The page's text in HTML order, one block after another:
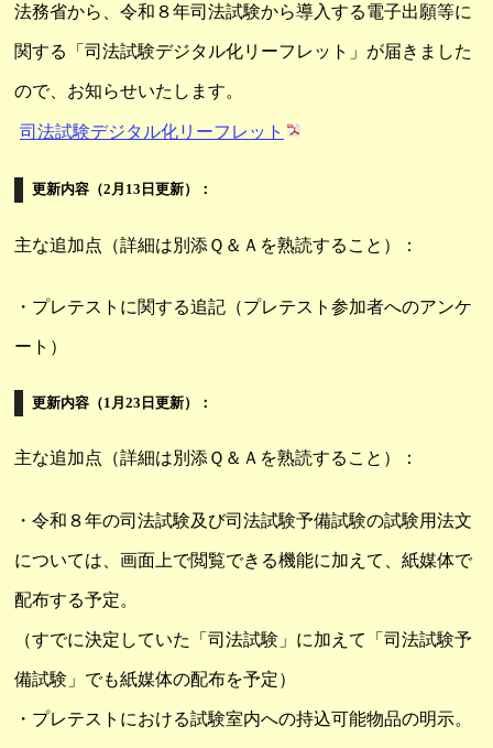
法務省から、令和８年司法試験から導入する電子出願等に
関する「司法試験デジタル化リーフレット」が届きました
ので、お知らせいたします。
司法試験デジタル化リーフレット
更新内容（2月13日更新）：
主な追加点（詳細は別添Ｑ＆Ａを熟読すること）：
・プレテストに関する追記（プレテスト参加者へのアンケ
ート）
更新内容（1月23日更新）：
主な追加点（詳細は別添Ｑ＆Ａを熟読すること）：
・令和８年の司法試験及び司法試験予備試験の試験用法文
については、画面上で閲覧できる機能に加えて、紙媒体で
配布する予定。
（すでに決定していた「司法試験」に加えて「司法試験予
備試験」でも紙媒体の配布を予定）
・プレテストにおける試験室内への持込可能物品の明示。